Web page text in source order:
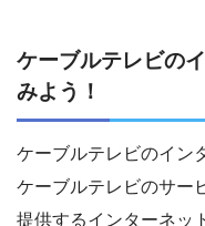
ケーブルテレビの
みよう！
ケーブルテレビのイン
ケーブルテレビのサー
提供するインターネッ